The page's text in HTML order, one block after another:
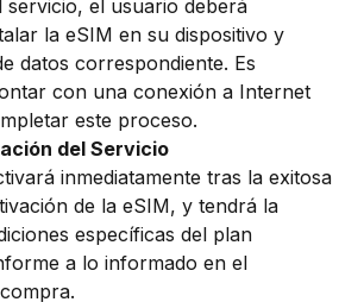
servicio, el usuario deberá
la eSIM en su dispositivo y
datos correspondiente. Es
con una conexión a Internet
este proceso.
del Servicio
inmediatamente tras la exitosa
de la eSIM, y tendrá la
específicas del plan
a lo informado en el